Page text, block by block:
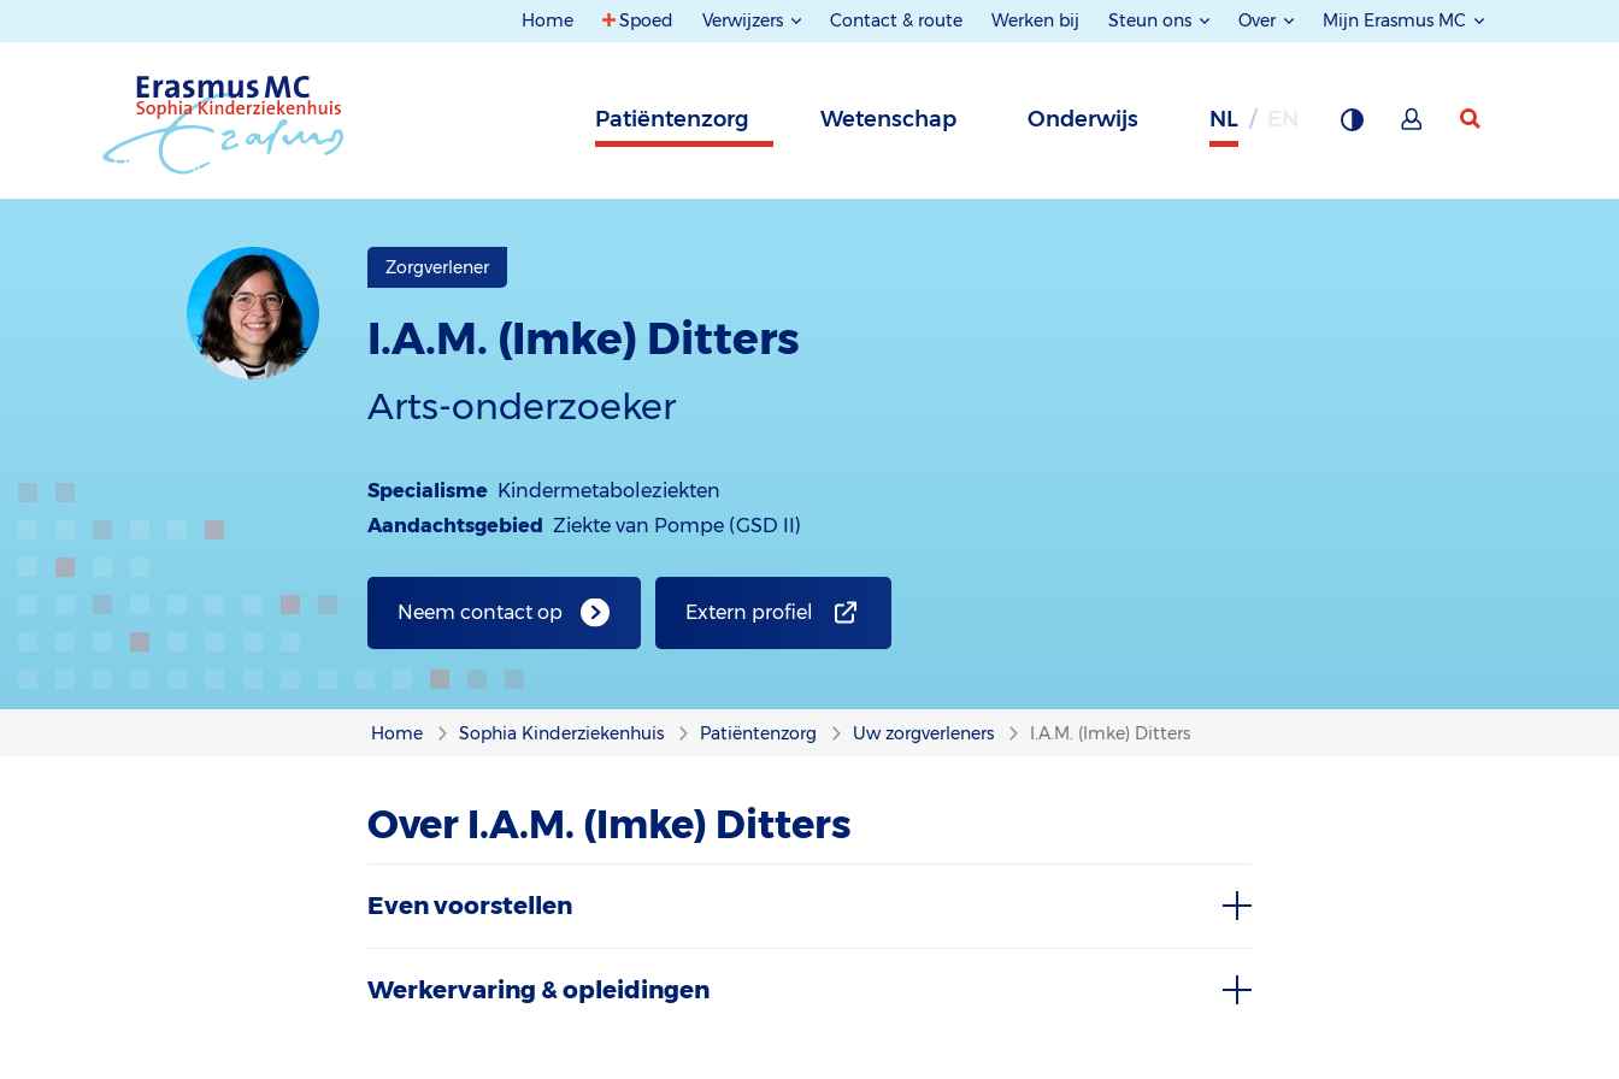
Home Spoed Verwijzers Contact & route Werken bij Steun ons Over Mijn Erasmus MC
Patiëntenzorg Wetenschap Onderwijs NL
Zorgverlener
I.A.M. (Imke) Ditters
Arts-onderzoeker
Specialisme Kindermetaboleziekten
Aandachtsgebied Ziekte van Pompe (GSD II)
Neem contact op Extern profiel
Home Sophia Kinderziekenhuis Patiëntenzorg Uw zorgverleners I.A.M. (Imke) Ditters
Over I.A.M. (Imke) Ditters
Even voorstellen
Werkervaring & opleidingen